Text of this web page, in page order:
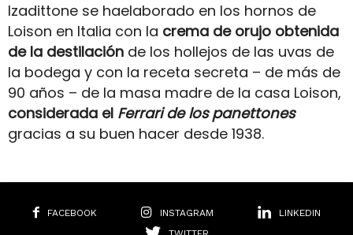
Izadittone se haelaborado en los hornos de
Loison en Italia con la crema de orujo obtenida
de la destilación de los hollejos de las uvas de
la bodega y con la receta secreta – de más de
90 años – de la masa madre de la casa Loison,
considerada el Ferrari de los panettones
gracias a su buen hacer desde 1938.
FACEBOOK INSTAGRAM
LINKEDIN